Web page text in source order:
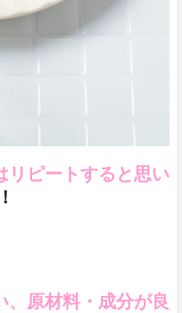
リピートすると思い
原材料・成分が良